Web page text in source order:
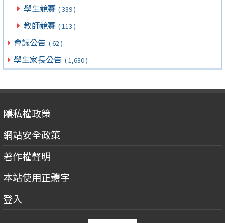
學生競賽 ( 339 )
教師競賽 ( 113 )
會議公告 ( 62 )
學生家長公告 ( 1,630 )
隱私權政策
網站安全政策
著作權聲明
本站使用正體字
登入